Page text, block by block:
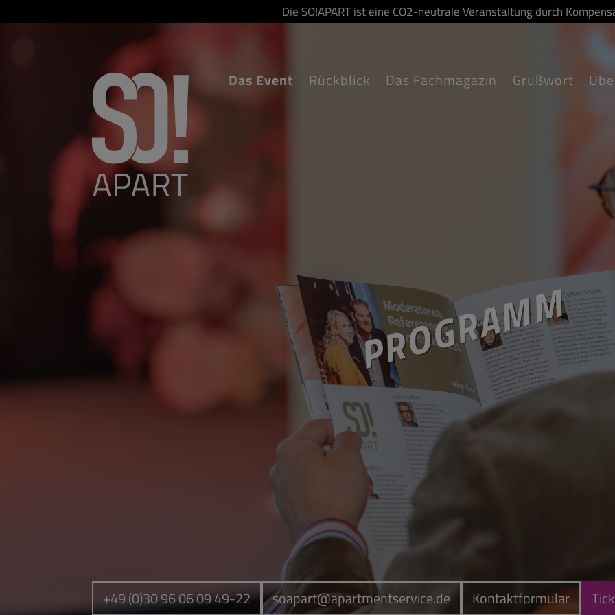
Die SO!APART ist eine CO2-neutrale Veranstaltung durch
Das Event Rückblick Das Fachmagazin Grußwort
PROGRAMM
+49 (0)30 96 06 09 49-22 soapart@apartmentservice.de Kontaktformular